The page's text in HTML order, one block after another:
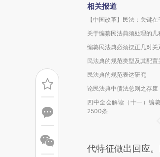
相关报道
【中国改革】民法：关键在
关于编纂民法典须处理的
编纂民法典必须摆正几对关
民法典的规范类型及其配置
民法典的规范表达研究
论民法典中债法总则之存废
四中全会解读（十一）编
2500条
代特征做出回应